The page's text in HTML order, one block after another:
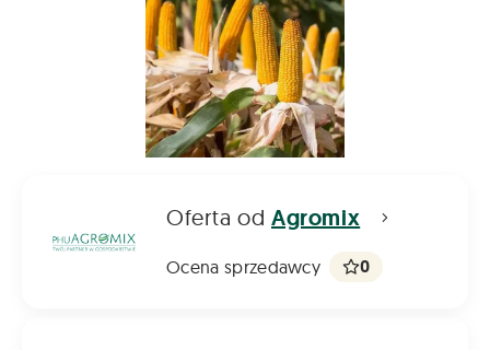
Oferta od Agromix
Ocena sprzedawcy 0